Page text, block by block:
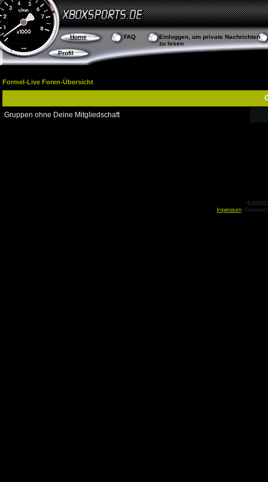
FAQ
Einloggen, um private Nachrichten
zu lesen
Profil
Home
Formel-Live Foren-Übersicht
Gruppen ohne Deine Mitgliedschaft
Impressum
Powered